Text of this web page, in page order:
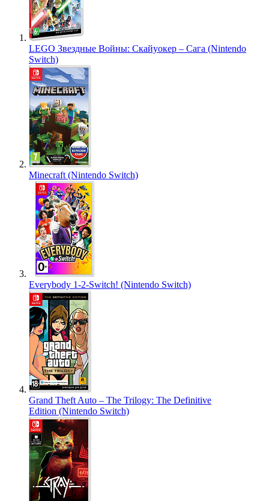
LEGO Звездные Войны: Скайуокер – Сага (Nintendo
Switch)
Minecraft (Nintendo Switch)
Everybody 1-2-Switch! (Nintendo Switch)
Grand Theft Auto – The Trilogy: The Definitive
Edition (Nintendo Switch)